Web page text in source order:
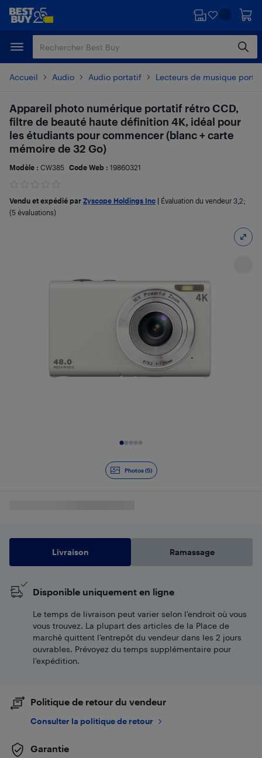
Passer
principal
Passer
Accueil Audio Audio portatif Lecteurs de musique
Photos (5)
Appareil photo numérique portatif rétro CCD,
filtre de beauté haute définition 4K, idéal pour
les étudiants pour commencer (blanc + carte
mémoire de 32 Go)
Modèle : CW385 Code Web : 19860321
Vendu et expédié par Zyscope Holdings Inc Évaluation du vendeur 3,2;
(5 évaluations)
Livraison Ramassage
Disponible uniquement en ligne
Le temps de livraison peut varier selon l'endroit où vous
vous trouvez. La plupart des articles de la Place de
marché quittent l’entrepôt du vendeur dans les 2 jours
ouvrables. Prévoyez du temps supplémentaire pour
l’expédition.
Politique de retour du vendeur
Consulter la politique de retour
Garantie